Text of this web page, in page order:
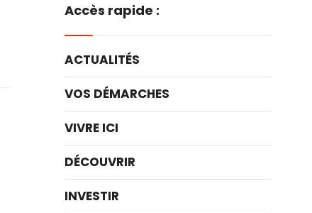
Accès rapide :
ACTUALITÉS
VOS DÉMARCHES
VIVRE ICI
DÉCOUVRIR
INVESTIR